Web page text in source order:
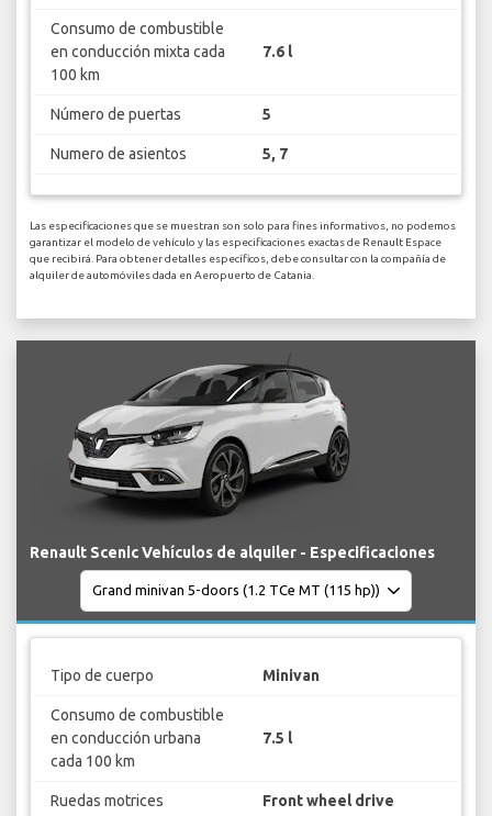
Consumo de combustible
en conducción mixta cada
100 km
7.6 l
Número de puertas 5
Numero de asientos 5, 7
Las especificaciones que se muestran son solo para fines informativos, no podemos
garantizar el modelo de vehículo y las especificaciones exactas de Renault Espace
que recibirá. Para obtener detalles específicos, debe consultar con la compañía de
alquiler de automóviles dada en Aeropuerto de Catania.
Renault Scenic Vehículos de alquiler - Especificaciones
Tipo de cuerpo Minivan
Consumo de combustible
en conducción urbana
cada 100 km
7.5 l
Ruedas motrices Front wheel drive